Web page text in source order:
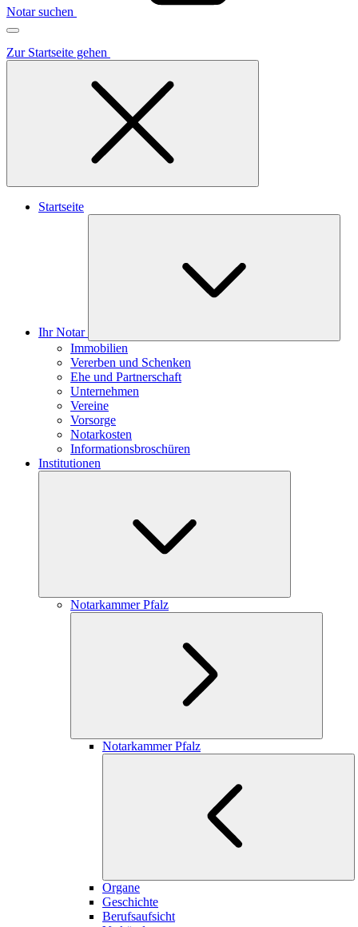
Notar suchen
Zur Startseite gehen
Startseite
Ihr Notar
Immobilien
Vererben und Schenken
Ehe und Partnerschaft
Unternehmen
Vereine
Vorsorge
Notarkosten
Informationsbroschüren
Institutionen
Notarkammer Pfalz
Notarkammer Pfalz
Organe
Geschichte
Berufsaufsicht